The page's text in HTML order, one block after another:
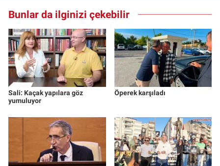
Bunlar da ilginizi çekebilir
Sali: Kaçak yapılara göz
yumuluyor
Öperek karşıladı